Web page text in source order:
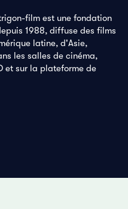
film est une fondation
1988, diffuse des films
latine, d'Asie,
les salles de cinéma,
et sur la plateforme de